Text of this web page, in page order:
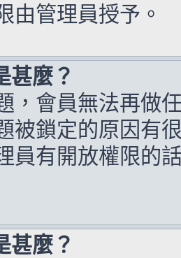
由管理員授予。
甚麼？
，會員無法再做
被鎖定的原因有
員有開放權限的
甚麼？